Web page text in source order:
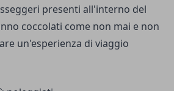
presenti all'interno del
coccolati come non mai e non
un'esperienza di viaggio